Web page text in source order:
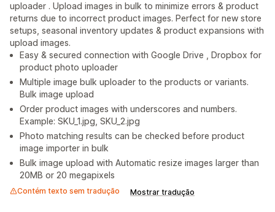
uploader . Upload images in bulk to minimize errors & product
returns due to incorrect product images. Perfect for new store
setups, seasonal inventory updates & product expansions with
upload images.
Easy & secured connection with Google Drive , Dropbox for
product photo uploader
Multiple image bulk uploader to the products or variants.
Bulk image upload
Order product images with underscores and numbers.
Example: SKU_1.jpg, SKU_2.jpg
Photo matching results can be checked before product
image importer in bulk
Bulk image upload with Automatic resize images larger than
20MB or 20 megapixels
Contém texto sem tradução Mostrar tradução